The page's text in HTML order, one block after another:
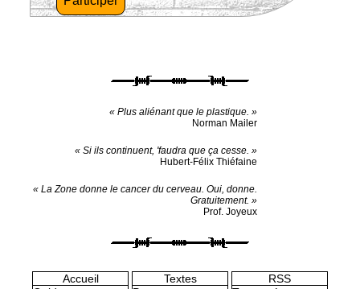
« Plus aliénant que le plastique. »
Norman Mailer
« Si ils continuent, 'faudra que ça cesse. »
Hubert-Félix Thiéfaine
« La Zone donne le cancer du cerveau. Oui, donne.
Gratuitement. »
Prof. Joyeux
Accueil
Textes
RSS